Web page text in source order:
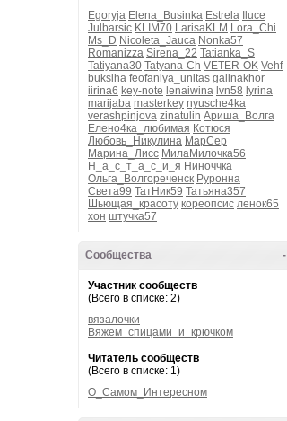
Egoryja Elena_Businka Estrela
Iluce
Julbarsic KLIM70 LarisaKLM Lora_Chi
Ms_D Nicoleta_Jauca Nonka57
Romanizza Sirena_22 Tatianka_S
Tatiyana30 Tatyana-Ch VETER-OK Vehf
buksiha feofaniya_unitas galinakhor
iirina6 key-note lenaiwina lvn58 lyrina
marijaba masterkey nyusche4ka
verashpinjova zinatulin Ариша_Волга
Елено4ка_любимая Котюся
Любовь_Никулина МарСер
Марина_Лисс МилаМилочка56
Н_а_с_т_а_с_и_я Ниноччка
Ольга_Волгореченск Руронна
Света99 ТатНик59 Татьяна357
Шьющая_красоту кореопсис ленок65
хон штучка57
-
Сообщества
Участник сообществ
(Всего в списке: 2)
вязалочки
Вяжем_спицами_и_крючком
Читатель сообществ
(Всего в списке: 1)
О_Самом_Интересном